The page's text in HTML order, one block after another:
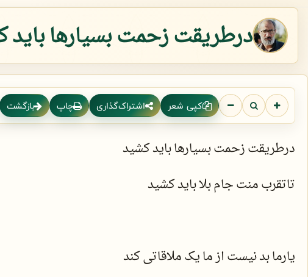
درطریقت زحمت بسیارها باید
کپی شعر اشتراک‌گذاری چاپ بازگشت
درطریقت زحمت بسیارها باید کشید
تاتقرب منت جام بلا باید کشید
یارما بد نیست از ما یک ملاقاتی کند